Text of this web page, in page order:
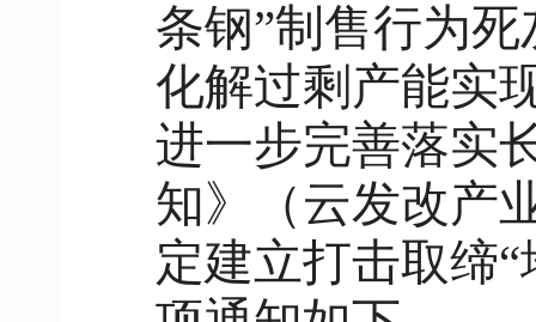
条钢”制售行为
化解过剩产能实
进一步完善落实
知》（云发改产
定建立打击取缔